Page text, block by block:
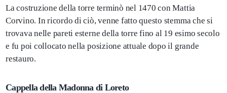
La costruzione della torre terminò nel 1470 con Mattia
Corvino. In ricordo di ciò, venne fatto questo stemma che si
trovava nelle pareti esterne della torre fino al 19 esimo secolo
e fu poi collocato nella posizione attuale dopo il grande
restauro.
Cappella della Madonna di Loreto